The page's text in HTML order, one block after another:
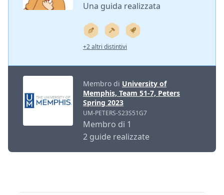
Una guida realizzata
+2 altri distintivi
Membro di University of
Memphis, Team 51-7, Peters
Spring 2023
UM-PETERS-S23S51G7
Membro di 1
2 guide realizzate